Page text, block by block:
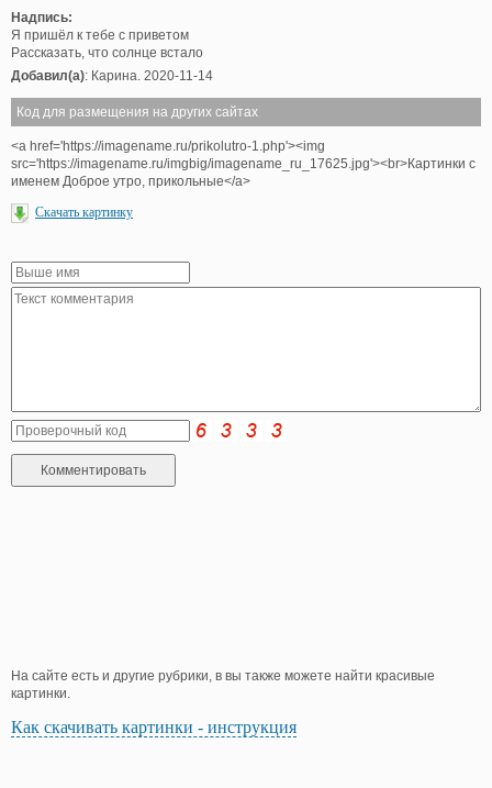
Надпись:
Я пришёл к тебе с приветом
Рассказать, что солнце встало
Добавил(а): Карина. 2020-11-14
Код для размещения на других сайтах
<a href='https://imagename.ru/prikolutro-1.php'><img
src='https://imagename.ru/imgbig/imagename_ru_17625.jpg'><br>Картинки с
именем Доброе утро, прикольные</a>
Скачать картинку
На сайте есть и другие рубрики, в вы также можете найти красивые
картинки.
Как скачивать картинки - инструкция